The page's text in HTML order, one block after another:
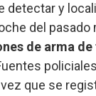
detectar y
del
de arma de
que se